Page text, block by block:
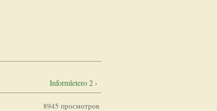
Informletero 2 ›
8945 просмотров